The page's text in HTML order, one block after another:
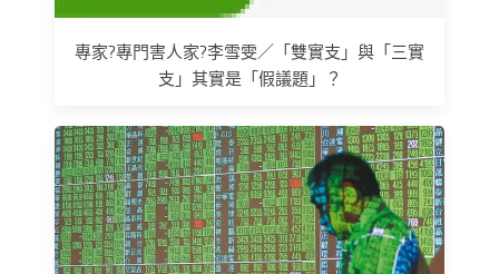
專家?專門害人家?李雪雯／「雙實支」與「三實
支」其實是「假議題」？